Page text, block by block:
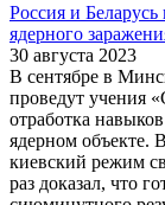
Россия и
ядерного
30 августа 2023
В сентябре в
проведут учения
отработка
ядерном объекте.
киевский режим
раз доказал, что